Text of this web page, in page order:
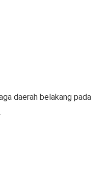
daerah belakang pada